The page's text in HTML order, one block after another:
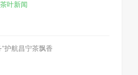
叶新闻
护航昌宁茶飘香